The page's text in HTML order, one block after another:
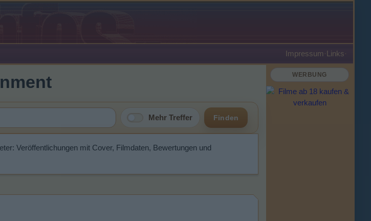
Impressum ·Links·
Mehr Treffer Finden
Veröffentlichungen mit Cover, Filmdaten, Bewertungen und
WERBUNG